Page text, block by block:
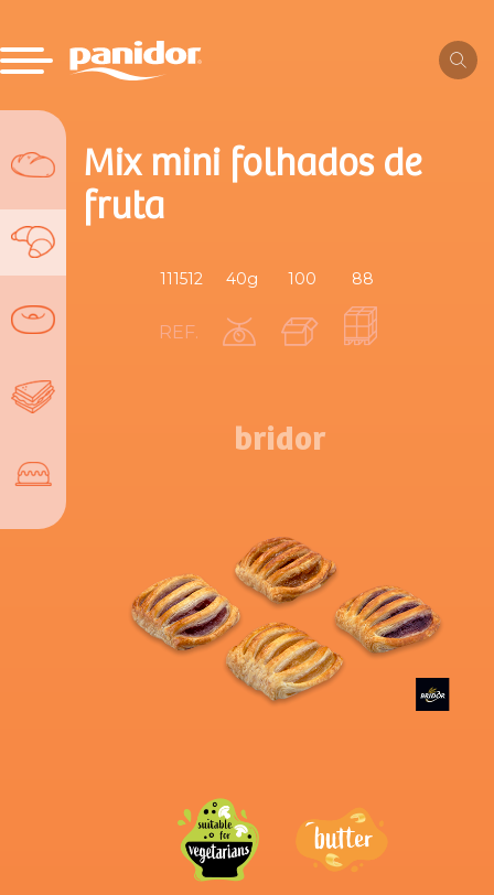
Mix mini folhados de
fruta
REF.
111512 40g 100 88
bridor